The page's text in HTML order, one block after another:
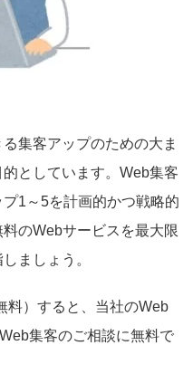
集客アップのための大ま
としています。Web集客
1～5を計画的かつ戦略的
のWebサービスを最大限
ましょう。
料）すると、当社のWeb
集客のご相談に無料で